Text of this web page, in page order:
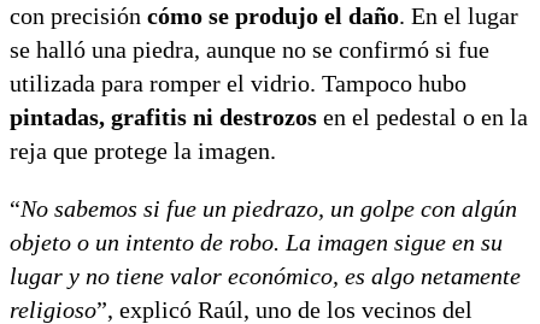
con precisión cómo se produjo el daño. En el lugar
se halló una piedra, aunque no se confirmó si fue
utilizada para romper el vidrio. Tampoco hubo
pintadas, grafitis ni destrozos en el pedestal o en la
reja que protege la imagen.
“No sabemos si fue un piedrazo, un golpe con algún
objeto o un intento de robo. La imagen sigue en su
lugar y no tiene valor económico, es algo netamente
religioso”, explicó Raúl, uno de los vecinos del